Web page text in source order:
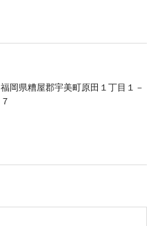
福岡県糟屋郡宇美町原田１丁目１－
７